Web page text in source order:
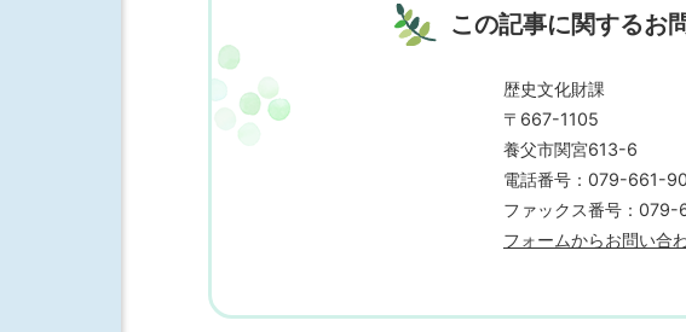
この記事に関するお
歴史文化財課
〒667-1105
養父市関宮613-6
電話番号：079-661-
ファックス番号：
フォームからお問い合